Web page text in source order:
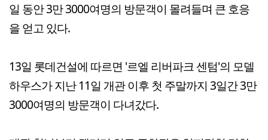
일 동안 3만 3000여명의 방문객이 몰려들며 큰 호응
을 얻고 있다.
13일 롯데건설에 따르면 '르엘 리버파크 센텀'의 모델
하우스가 지난 11일 개관 이후 첫 주말까지 3일간 3만
3000여명의 방문객이 다녀갔다.